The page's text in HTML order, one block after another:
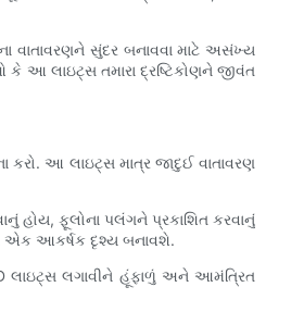
વાતાવરણને સુંદર બનાવવા માટે અસંખ્ય
આ લાઇટ્સ તમારા દ્રષ્ટિકોણને જીવંત
કરો. આ લાઇટ્સ માત્ર જાદુઈ વાતાવરણ
હોય, ફૂલોના પલંગને પ્રકાશિત કરવાનું
એક આકર્ષક દૃશ્ય બનાવશે.
લાઇટ્સ લગાવીને હૂંફાળું અને આમંત્રિત